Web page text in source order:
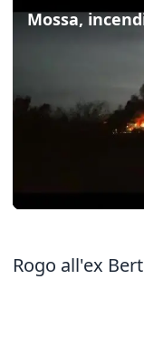
Mossa,
Rogo all'ex